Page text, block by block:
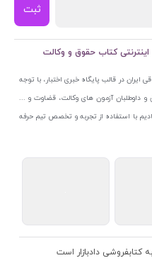
ثبت
اینترنتی کتاب حقوق و وکالت
در قالب پایگاه خبری اختبار، با توجه
آزمون های وکالت، قضاوت و ...
با استفاده از تجربه و تخصص تیم حرفه
کنیم. به این منظور با راه اندازی و تجهیز
مطمئن ترین خدمات مجموعه بسیار کامل و
ایم. علاوه بر این با بهره گیری از فناوری
دادبازار است